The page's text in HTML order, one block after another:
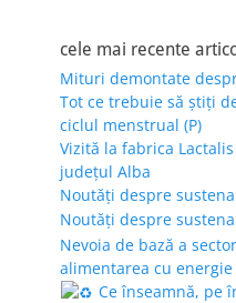
cele mai recente
Mituri demontate
Tot ce trebuie să știți
ciclul menstrual (P)
Vizită la fabrica
județul Alba
Noutăți despre
Noutăți despre
Nevoia de bază a
alimentarea cu energie
Ce înseamnă, pe